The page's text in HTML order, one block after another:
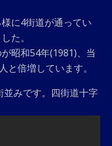
に4街道が通ってい
た。
昭和54年(1981)、当
と倍増しています。
みです。四街道十字